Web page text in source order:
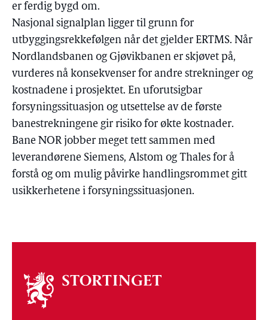
er ferdig bygd om.
Nasjonal signalplan ligger til grunn for
utbyggingsrekkefølgen når det gjelder ERTMS. Når
Nordlandsbanen og Gjøvikbanen er skjøvet på,
vurderes nå konsekvenser for andre strekninger og
kostnadene i prosjektet. En uforutsigbar
forsyningssituasjon og utsettelse av de første
banestrekningene gir risiko for økte kostnader.
Bane NOR jobber meget tett sammen med
leverandørene Siemens, Alstom og Thales for å
forstå og om mulig påvirke handlingsrommet gitt
usikkerhetene i forsyningssituasjonen.
Om
stortinget